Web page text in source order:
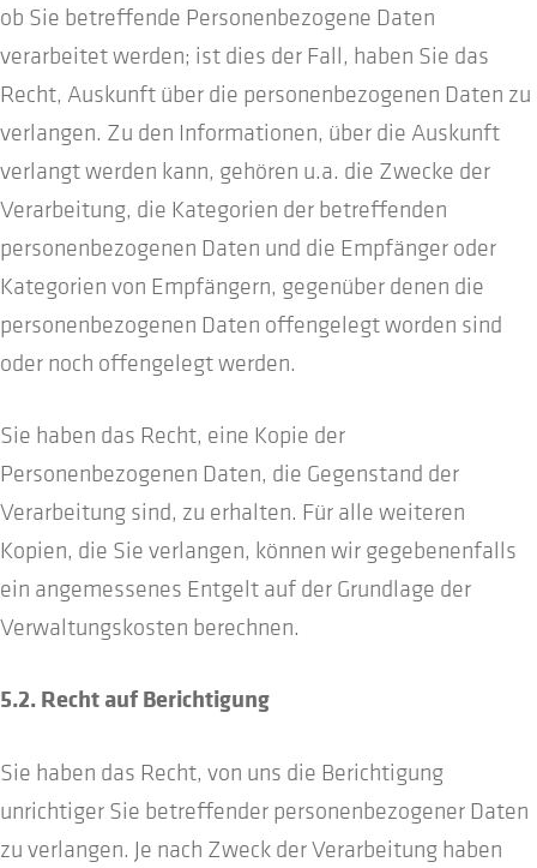
ob Sie betreffende Personenbezogene Daten
verarbeitet werden; ist dies der Fall, haben Sie das
Recht, Auskunft über die personenbezogenen Daten zu
verlangen. Zu den Informationen, über die Auskunft
verlangt werden kann, gehören u.a. die Zwecke der
Verarbeitung, die Kategorien der betreffenden
personenbezogenen Daten und die Empfänger oder
Kategorien von Empfängern, gegenüber denen die
personenbezogenen Daten offengelegt worden sind
oder noch offengelegt werden.
Sie haben das Recht, eine Kopie der
Personenbezogenen Daten, die Gegenstand der
Verarbeitung sind, zu erhalten. Für alle weiteren
Kopien, die Sie verlangen, können wir gegebenenfalls
ein angemessenes Entgelt auf der Grundlage der
Verwaltungskosten berechnen.
5.2. Recht auf Berichtigung
Sie haben das Recht, von uns die Berichtigung
unrichtiger Sie betreffender personenbezogener Daten
zu verlangen. Je nach Zweck der Verarbeitung haben